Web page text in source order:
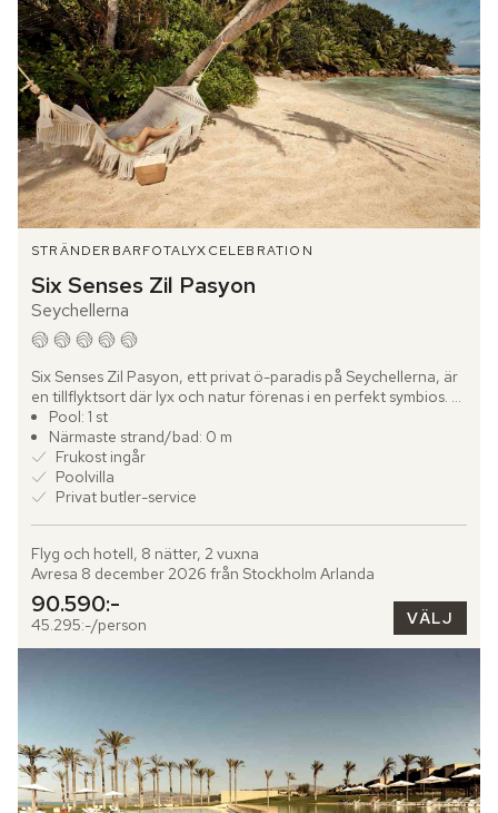
STRÄNDER BARFOTALYXCELEBRATION
Six Senses Zil Pasyon
Seychellerna
Six Senses Zil Pasyon, ett privat ö-paradis på Seychellerna, är
en tillflyktsort där lyx och natur förenas i en perfekt symbios.
Félicité Island, ligger bortom tidens ramar och nås...
Pool: 1 st
Närmaste strand/bad: 0 m
Frukost ingår
Poolvilla
Privat butler-service
Flyg och hotell, 8 nätter, 2 vuxna
Avresa 8 december 2026 från Stockholm Arlanda
90.590:-
45.295:-/person VÄLJ